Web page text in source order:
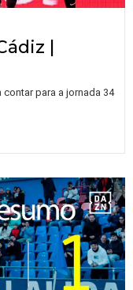
|
para a jornada 34